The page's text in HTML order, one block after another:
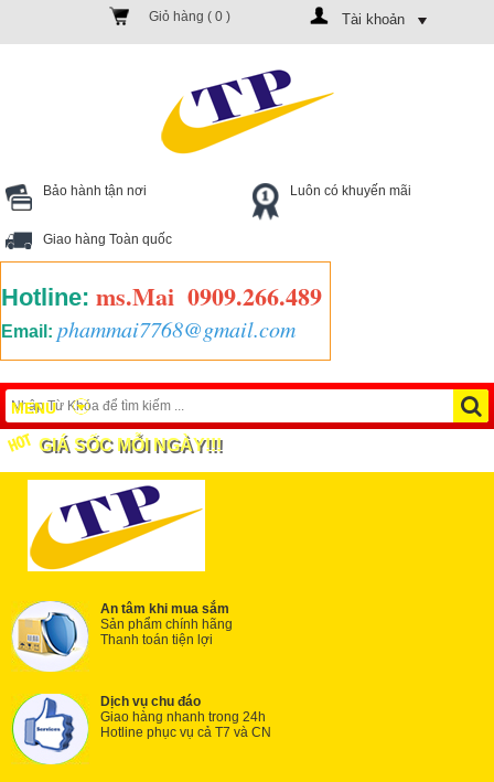
Giỏ hàng ( 0 ) Tài khoản
Bảo hành tận nơi Luôn có khuyến mãi
Giao hàng Toàn quốc
Hotline: ms.Mai 0909.266.489
Email: phammai7768@gmail.com
MENU
GIÁ SỐC MỖI NGÀY!!!
An tâm khi mua sắm
Sản phẩm chính hãng
Thanh toán tiện lợi
Dịch vụ chu đáo
Giao hàng nhanh trong 24h
Hotline phục vụ cả T7 và CN